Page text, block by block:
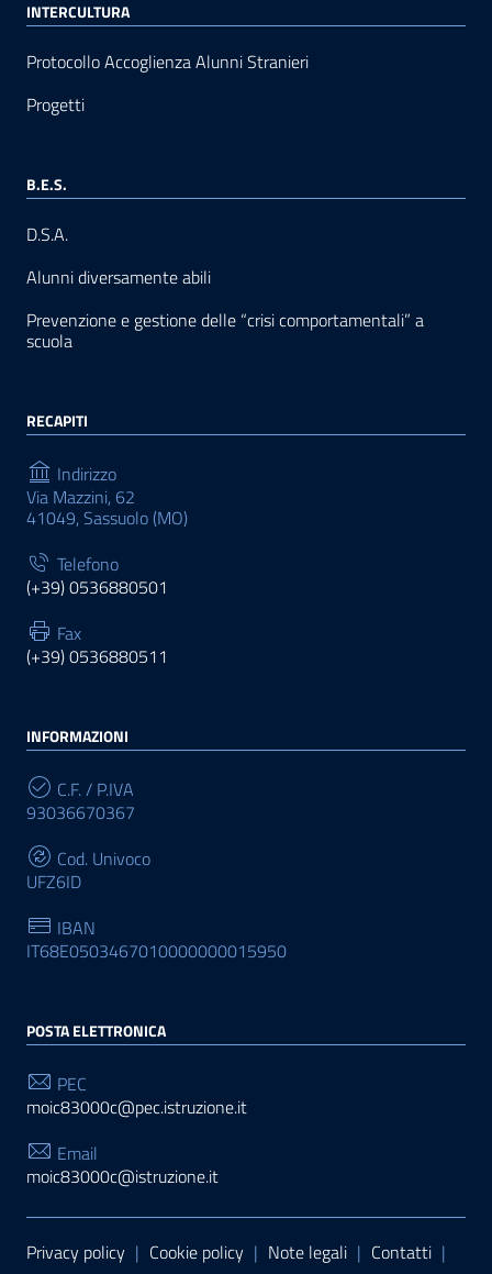
INTERCULTURA
Protocollo Accoglienza Alunni Stranieri
Progetti
B.E.S.
D.S.A.
Alunni diversamente abili
Prevenzione e gestione delle “crisi comportamentali” a
scuola
RECAPITI
Indirizzo
Via Mazzini, 62
41049, Sassuolo (MO)
Telefono
(+39) 0536880501
Fax
(+39) 0536880511
INFORMAZIONI
C.F. / P.IVA
93036670367
Cod. Univoco
UFZ6ID
IBAN
IT68E0503467010000000015950
POSTA ELETTRONICA
PEC
moic83000c@pec.istruzione.it
Email
moic83000c@istruzione.it
Sezione Link Utili
Privacy policy | Cookie policy | Note legali | Contatti |